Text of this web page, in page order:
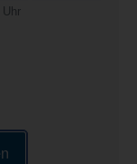
Uhr